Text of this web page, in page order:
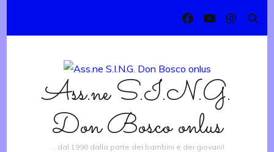
Ass.ne S.I.N.G.
Don Bosco onlus
… dal 1990 dalla parte dei bambini e dei giovani!